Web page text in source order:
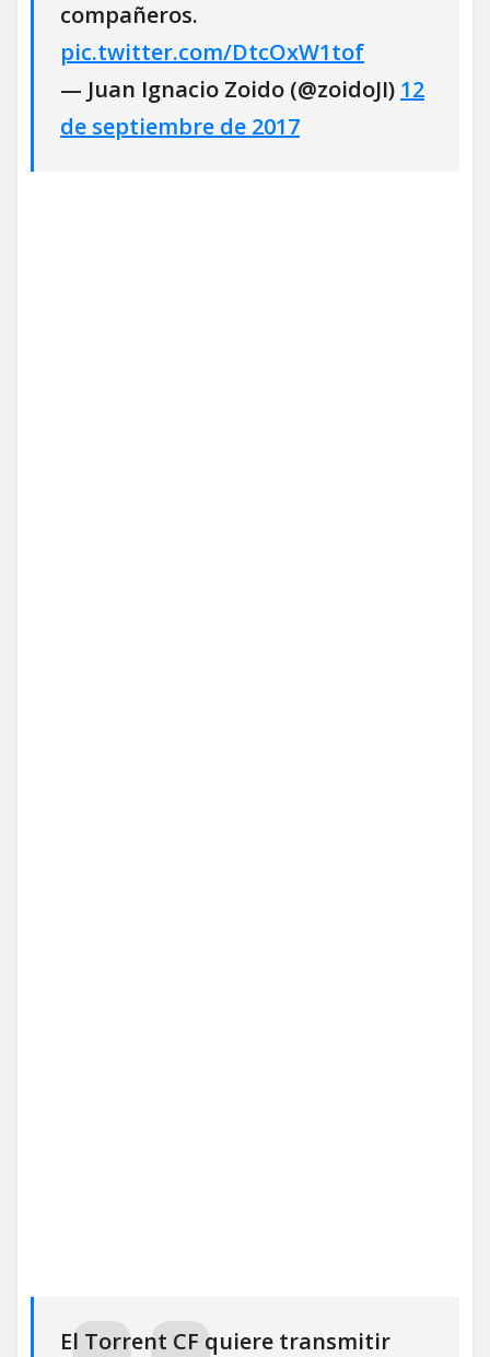
compañeros.
pic.twitter.com/DtcOxW1tof
— Juan Ignacio Zoido (@zoidoJI) 12
de septiembre de 2017
El Torrent CF quiere transmitir